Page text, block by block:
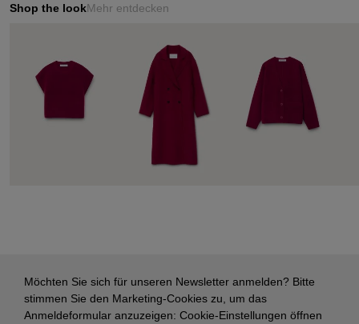
Shop the lookMehr entdecken
Möchten Sie sich für unseren Newsletter anmelden? Bitte
stimmen Sie den Marketing-Cookies zu, um das
Anmeldeformular anzuzeigen: Cookie-Einstellungen öffnen